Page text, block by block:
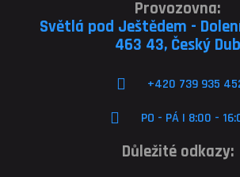
Provozovna:
Světlá pod Ještědem -
463 43, Český Dub
+420 739 935
PO - PÁ | 8:00 -
Důležité odkazy: